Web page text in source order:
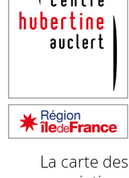
La carte des